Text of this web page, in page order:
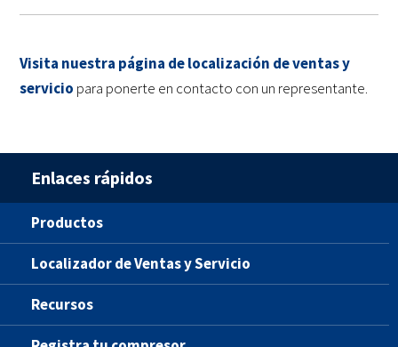
Visita nuestra página de localización de ventas y
servicio para ponerte en contacto con un representante.
Enlaces rápidos
Productos
Localizador de Ventas y Servicio
Recursos